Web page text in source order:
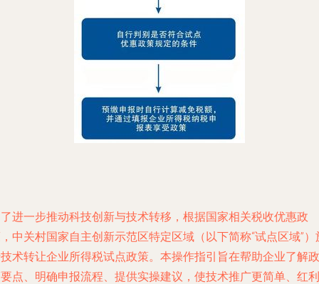
进一步推动科技创新与技术转移，根据国家相关税收优惠政
中关村国家自主创新示范区特定区域（以下简称“试点区域”）
术转让企业所得税试点政策。本操作指引旨在帮助企业了解政
点、明确申报流程、提供实操建议，使技术推广更简单、红利